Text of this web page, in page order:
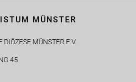
MÜNSTER
MÜNSTER E.V.
45